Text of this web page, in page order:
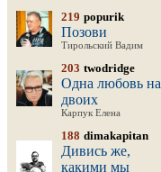
219 popurik
Позови
Тирольский Вадим
203 twodridge
Одна любовь на
двоих
Карпук Елена
188 dimakapitan
Дивись же,
какими мы